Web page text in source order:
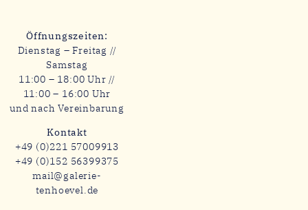
Öffnungszeiten:
Dienstag – Freitag //
Samstag
11:00 – 18:00 Uhr //
11:00 – 16:00 Uhr
und nach Vereinbarung
Kontakt
+49 (0)221 57009913
+49 (0)152 56399375
mail@galerie-
tenhoevel.de